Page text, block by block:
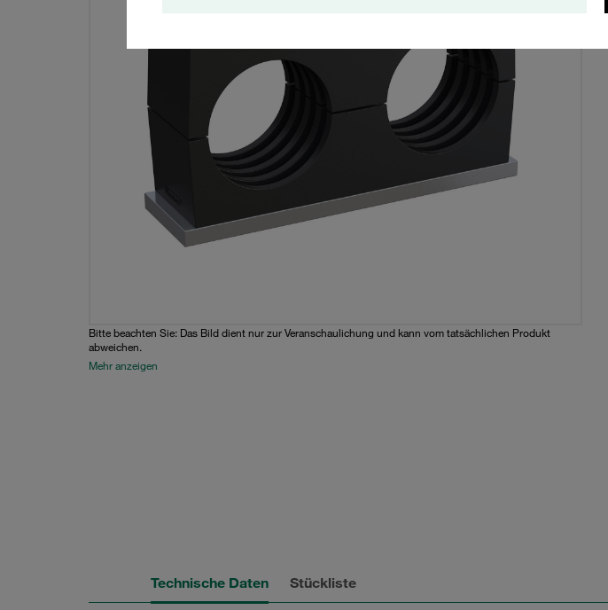
Bitte beachten Sie: Das Bild dient nur zur Veranschaulichung und kann vom tatsächlichen Produkt
abweichen.
Mehr anzeigen
Technische Daten Stückliste